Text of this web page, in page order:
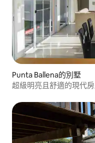
Punta Ballena的別墅
超級明亮且舒適的現代